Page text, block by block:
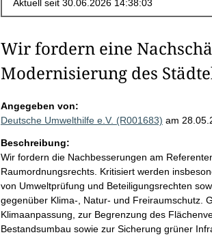
Wir fordern eine
Modernisierung des
Angegeben von:
Deutsche Umwelthilfe e.V. (R001683) am
Beschreibung:
Wir fordern die Nachbesserungen am
Raumordnungsrechts. Kritisiert werden
von Umweltprüfung und Beteiligungsrechten
gegenüber Klima-, Natur- und Freiraumschutz.
Klimaanpassung, zur Begrenzung des
Bestandsumbau sowie zur Sicherung grüner